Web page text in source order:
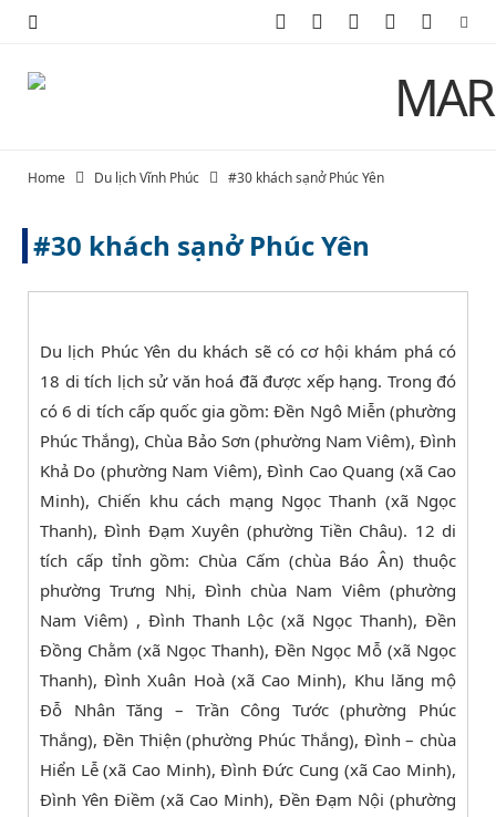
o
o
t
t
r
)
g
r
m
e
t
u
e
Home Du lịch Vĩnh Phúc #30 khách sạnở Phúc Yên
#30 khách sạnở Phúc Yên
Du lịch Phúc Yên du khách sẽ có cơ hội khám phá có
18 di tích lịch sử văn hoá đã được xếp hạng. Trong đó
có 6 di tích cấp quốc gia gồm: Đền Ngô Miễn (phường
Phúc Thắng), Chùa Bảo Sơn (phường Nam Viêm), Đình
Khả Do (phường Nam Viêm), Đình Cao Quang (xã Cao
Minh), Chiến khu cách mạng Ngọc Thanh (xã Ngọc
Thanh), Đình Đạm Xuyên (phường Tiền Châu). 12 di
tích cấp tỉnh gồm: Chùa Cấm (chùa Báo Ân) thuộc
phường Trưng Nhị, Đình chùa Nam Viêm (phường
Nam Viêm) , Đình Thanh Lộc (xã Ngọc Thanh), Đền
Đồng Chằm (xã Ngọc Thanh), Đền Ngọc Mỗ (xã Ngọc
Thanh), Đình Xuân Hoà (xã Cao Minh), Khu lăng mộ
Đỗ Nhân Tăng – Trần Công Tước (phường Phúc
Thắng), Đền Thiện (phường Phúc Thắng), Đình – chùa
Hiển Lễ (xã Cao Minh), Đình Đức Cung (xã Cao Minh),
Đình Yên Điềm (xã Cao Minh), Đền Đạm Nội (phường